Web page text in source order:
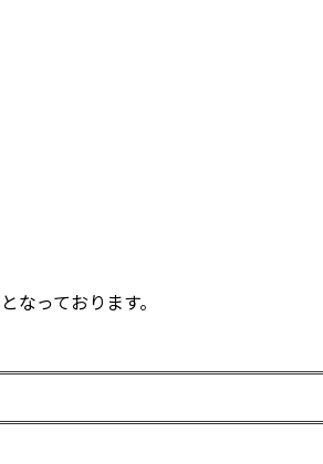
となっております。